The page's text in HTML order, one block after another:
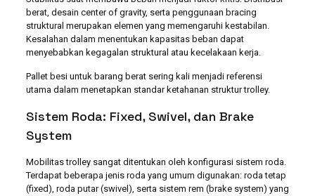
berat, desain center of gravity, serta penggunaan bracing
struktural merupakan elemen yang memengaruhi kestabilan.
Kesalahan dalam menentukan kapasitas beban dapat
menyebabkan kegagalan struktural atau kecelakaan kerja.
Pallet besi untuk barang berat sering kali menjadi referensi
utama dalam menetapkan standar ketahanan struktur trolley.
Sistem Roda: Fixed, Swivel, dan Brake
System
Mobilitas trolley sangat ditentukan oleh konfigurasi sistem roda.
Terdapat beberapa jenis roda yang umum digunakan: roda tetap
(fixed), roda putar (swivel), serta sistem rem (brake system) yang